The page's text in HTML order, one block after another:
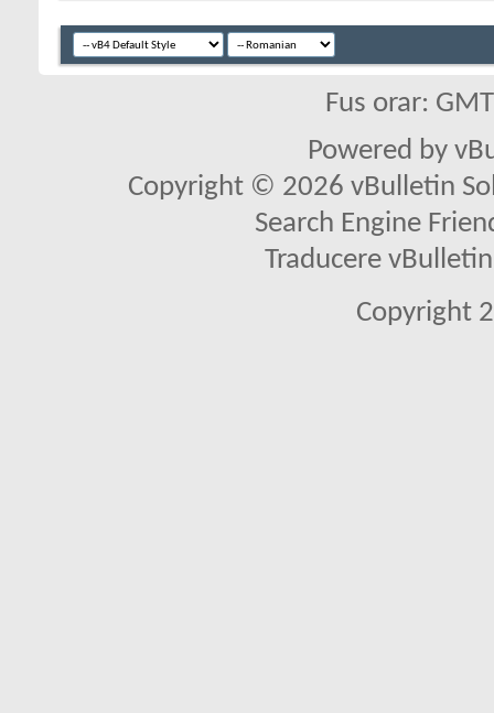
Fus orar:
Powered by
Copyright © 2026 vBulletin
Search Engine
Traducere
Copyright